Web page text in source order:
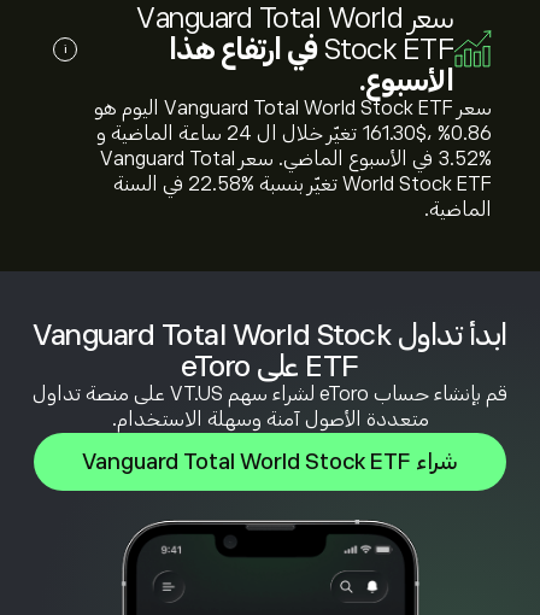
ابدأ تداول Vanguard Total World Stock
ETF على eToro
قم بإنشاء حساب eToro لشراء سهم VT.US على منصة تداول
متعددة الأصول آمنة وسهلة الاستخدام.
شراء Vanguard Total World Stock ETF
سعر Vanguard Total World
Stock ETF في ارتفاع هذا
الأسبوع.
i
سعر Vanguard Total World Stock ETF اليوم هو
161.30‎$‎، %‎0.86‎ تغيّر خلال ال 24 ساعة الماضية و
%‎3.52‎ في الأسبوع الماضي. سعر Vanguard Total
World Stock ETF تغيّر بنسبة %‎22.58‎ في السنة
الماضية.